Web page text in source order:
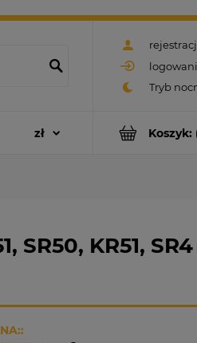
Koszyk:
SR50, KR51,